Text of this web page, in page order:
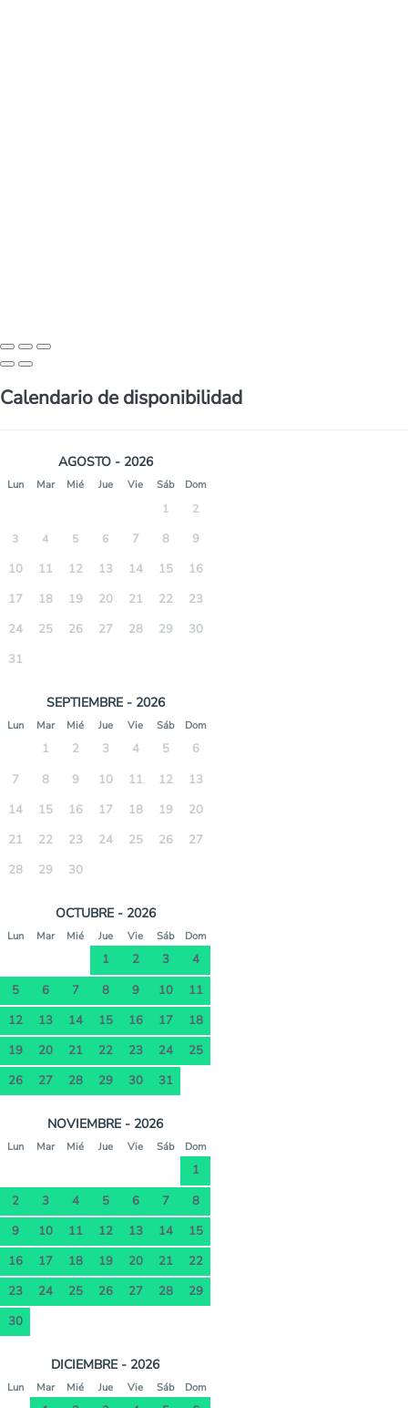
Calendario de disponibilidad
AGOSTO - 2026
Lun Mar Mié Jue Vie Sáb Dom
1 2
3 4 5 6 7 8
9
10
11 12 13 14 15
16
17
18 19 20 21 22
23
24
25 26 27 28 29
30
31
SEPTIEMBRE - 2026
Lun Mar Mié Jue Vie Sáb Dom
1 2 3 4 5
6
7
8 9 10 11 12
13
14
15 16 17 18 19
20
21
22 23 24 25 26
27
28
29 30
OCTUBRE - 2026
Lun Mar Mié Jue Vie Sáb Dom
1 2 3
4
5
6 7 8 9 10
11
12
13 14 15 16 17
18
19
20 21 22 23 24
25
26
27 28 29 30 31
NOVIEMBRE - 2026
Lun Mar Mié Jue Vie Sáb Dom
1
2
3 4 5 6 7
8
9
10 11 12 13 14
15
16
17 18 19 20 21
22
23
24 25 26 27 28
29
30
DICIEMBRE - 2026
Lun Mar Mié Jue Vie Sáb Dom